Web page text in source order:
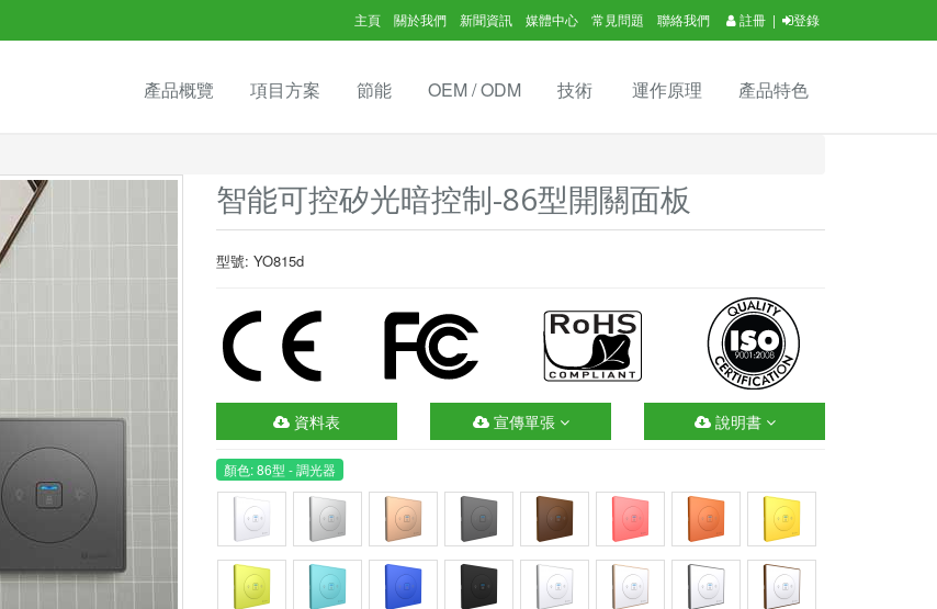
註冊 | 登錄
主頁 關於我們 新聞資訊 媒體中心 常見問題 聯絡我們
產品概覽 項目方案 節能 OEM / ODM 技術 運作原理 產品特色
智能可控矽光暗控制-86型開關面板
型號: YO815d
資料表 宣傳單張 說明書
顏色: 86型 - 調光器